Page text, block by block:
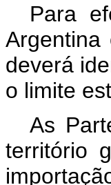
Para
deverá
o limite
As
território